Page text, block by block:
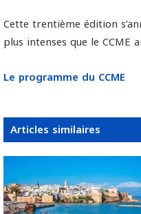
Cette trentième édition
plus intenses que le CCME
Le programme du CCME
Articles similaires